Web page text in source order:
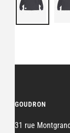
GOUDRON
31 rue